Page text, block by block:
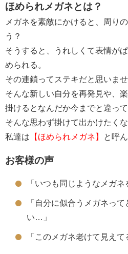
ほめられメガネとは？
メガネを素敵にかけると、周り
う？
そうすると、うれしくて表情が
められる。
その連鎖ってステキだと思いま
そんな新しい自分を再発見や、
掛けるとなんだか今までと違っ
そんな思わず掛けて出かけたく
私達は 【ほめられメガネ】 と呼
お客様の声
「いつも同じようなメガ
「自分に似合うメガネっ
い…」
「このメガネ老けて見えて